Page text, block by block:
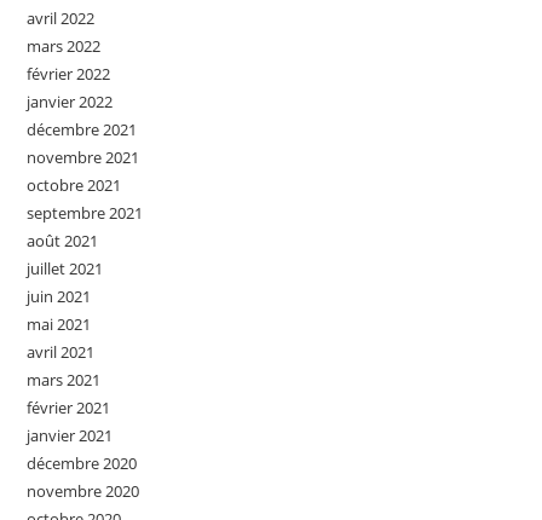
avril 2022
mars 2022
février 2022
janvier 2022
décembre 2021
novembre 2021
octobre 2021
septembre 2021
août 2021
juillet 2021
juin 2021
mai 2021
avril 2021
mars 2021
février 2021
janvier 2021
décembre 2020
novembre 2020